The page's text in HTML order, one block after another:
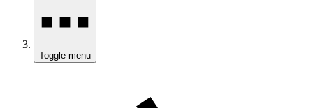
Toggle menu